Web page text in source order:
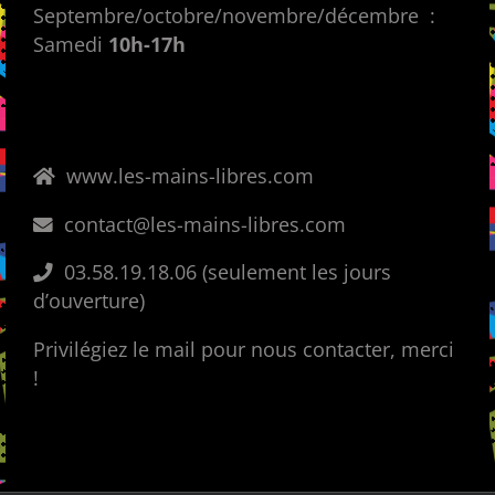
Septembre/octobre/novembre/décembre :
Samedi 10h-17h
www.les-mains-libres.com
contact@les-mains-libres.com
03.58.19.18.06 (seulement les jours
d’ouverture)
Privilégiez le mail pour nous contacter, merci
!